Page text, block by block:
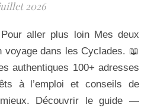
2026
voyage dans les Cyclades. 📖
authentiques 100+ adresses
à l’emploi et conseils de
Découvrir le guide —